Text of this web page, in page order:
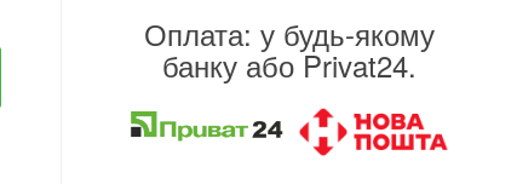
Оплата: у будь-якому
банку або Privat24.